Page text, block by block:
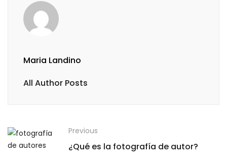
Maria Landino
All Author Posts
Previous
¿Qué es la fotografía de autor?